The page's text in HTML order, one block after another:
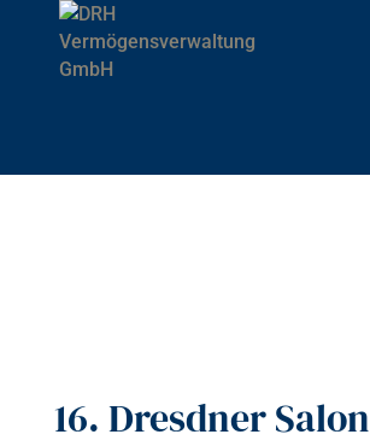
16. Dresdner Salon